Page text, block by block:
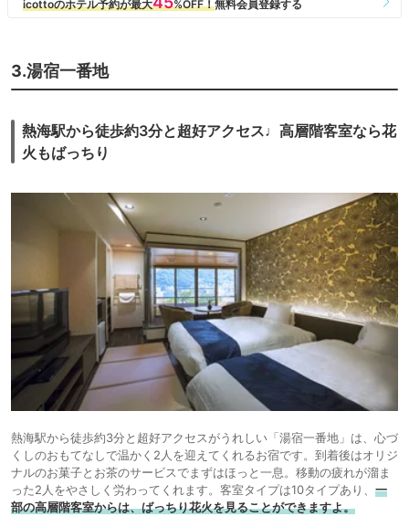
3.湯宿一番地
熱海駅から徒歩約3分と超好アクセス♩高層階客室なら花
火もばっちり
熱海駅から徒歩約3分と超好アクセスがうれしい「湯宿一番地」は、心づ
くしのおもてなしで温かく2人を迎えてくれるお宿です。到着後はオリジ
ナルのお菓子とお茶のサービスでまずはほっと一息。移動の疲れが溜ま
った2人をやさしく労わってくれます。客室タイプは10タイプあり、 一
部の高層階客室からは、ばっちり花火を見ることができますよ。